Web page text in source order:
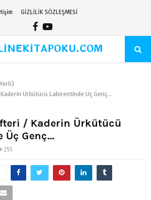
GİZLİLİK SÖZLEŞMESİ
Facebook
Youtube
Ürkütücü Labirentinde Üç Genç…
/ Kaderin Ürkütücü
Üç Genç…
255